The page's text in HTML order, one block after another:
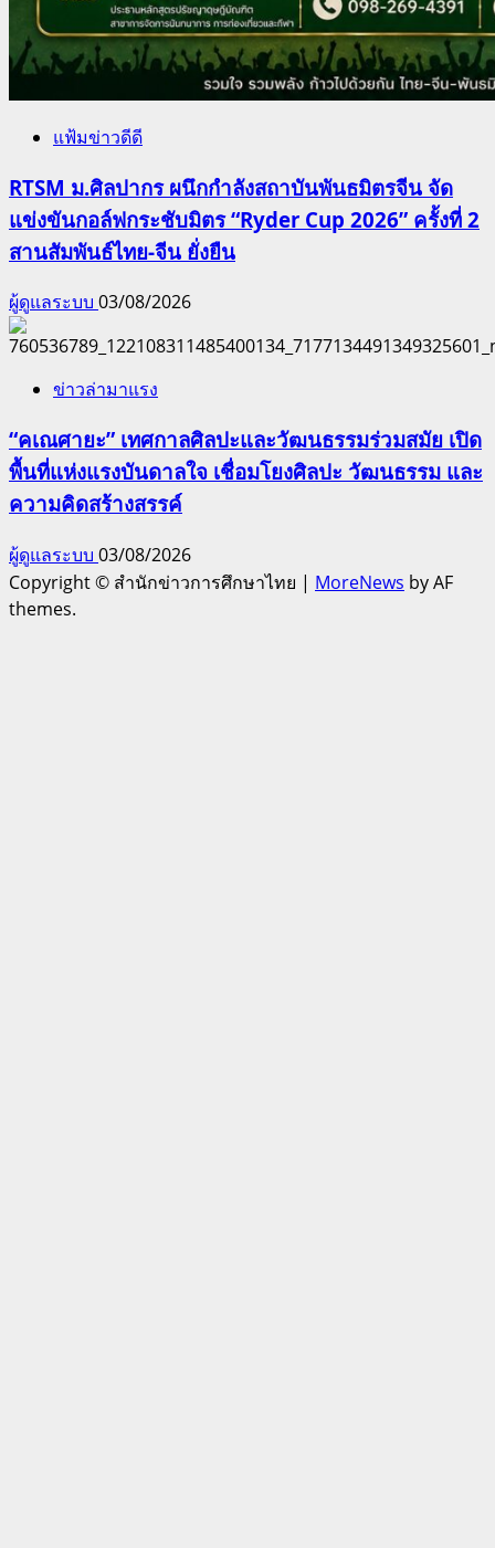
แฟ้มข่าวดีดี
RTSM ม.ศิลปากร ผนึกกำลังสถาบันพันธมิตรจีน จัด
แข่งขันกอล์ฟกระชับมิตร “Ryder Cup 2026” ครั้งที่ 2
สานสัมพันธ์ไทย-จีน ยั่งยืน
ผู้ดูแลระบบ 03/08/2026
ข่าวล่ามาแรง
“คเณศายะ” เทศกาลศิลปะและวัฒนธรรมร่วมสมัย เปิด
พื้นที่แห่งแรงบันดาลใจ เชื่อมโยงศิลปะ วัฒนธรรม และ
ความคิดสร้างสรรค์
ผู้ดูแลระบบ 03/08/2026
Copyright © สำนักข่าวการศึกษาไทย | MoreNews by AF
themes.